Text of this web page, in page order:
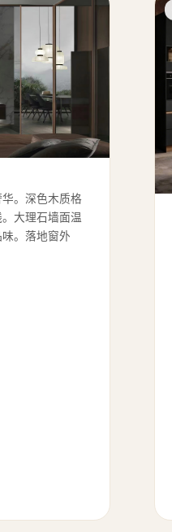
。深色木质格
大理石墙面温
。落地窗外